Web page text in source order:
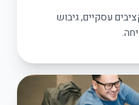
עסקיים, גיבוש